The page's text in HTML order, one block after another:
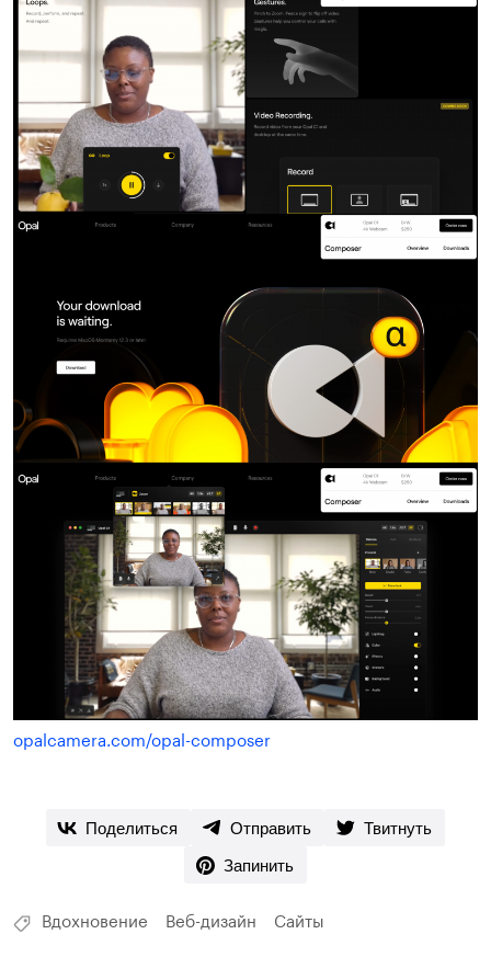
opalcamera.com/opal-composer
Поделиться Отправить
Твитнуть
Запинить
Вдохновение Веб-дизайн Сайты